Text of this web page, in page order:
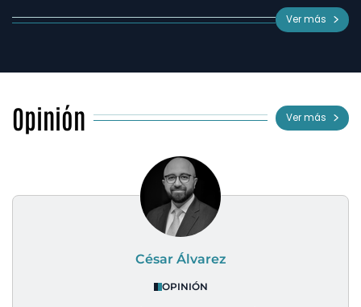
Ver más
Opinión Ver más
César Álvarez
OPINIÓN